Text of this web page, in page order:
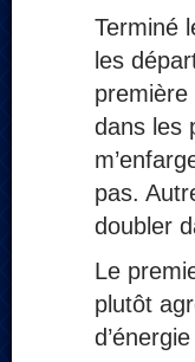
Terminé
les
première
dans les
pas.
doubler
Le
plutôt